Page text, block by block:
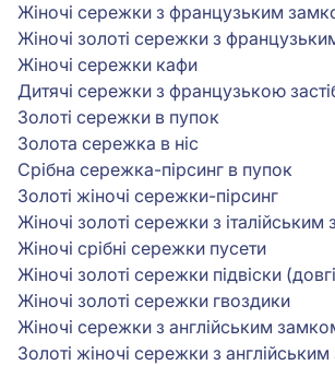
Жіночі сережки з французьким
Жіночі золоті сережки з
Жіночі сережки кафи
Дитячі сережки з французькою
Золоті сережки в пупок
Золота сережка в ніс
Срібна сережка-пірсинг в пупок
Золоті жіночі сережки-пірсинг
Жіночі золоті сережки з
Жіночі срібні сережки пусети
Жіночі золоті сережки підвіски
Жіночі золоті сережки гвоздики
Жіночі сережки з англійським
Золоті жіночі сережки з